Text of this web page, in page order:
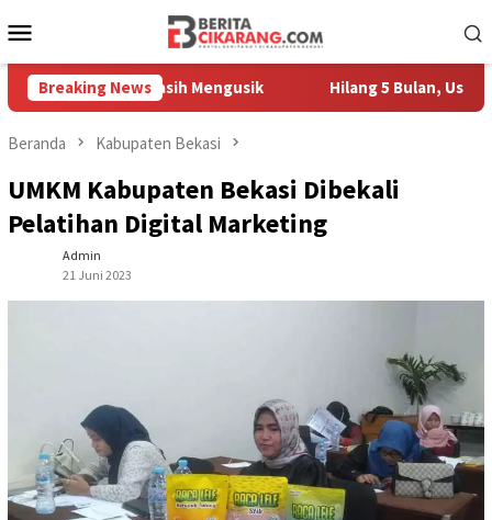
ke
Mobile
Breaking News
Masih Mengusik Hilang 5 Bulan, Ustadz
Beranda Kabupaten Bekasi
UMKM Kabupaten Bekasi Dibekali
Pelatihan Digital Marketing
Admin
21 Juni 2023